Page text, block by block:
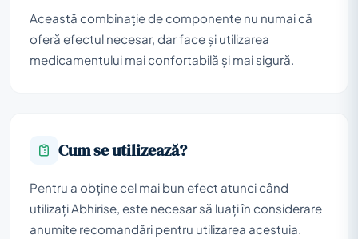
Această combinație de componente nu numai că
oferă efectul necesar, dar face și utilizarea
medicamentului mai confortabilă și mai sigură.
Cum se utilizează?
Pentru a obține cel mai bun efect atunci când
utilizați Abhirise, este necesar să luați în considerare
anumite recomandări pentru utilizarea acestuia.